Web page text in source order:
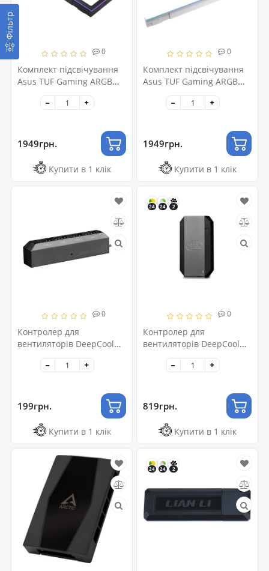
Фільтр
0
Комплект підсвічування
Asus TUF Gaming ARGB
Lighting Kit для GT502
Horizon Series Black
1949грн.
Купити в 1 клік
0
Комплект підсвічування
Asus TUF Gaming ARGB
Lighting Kit для GT502
Horizon Series White
1949грн.
Купити в 1 клік
0
Контролер для
вентиляторів DeepCool
FH-04 (DP-F04PWM-HUB)
199грн.
Купити в 1 клік
24 24 2
0
Контролер для
вентиляторів DeepCool
FH-10 (DP-F10PWM-HUB)
819грн.
Купити в 1 клік
24 24 2